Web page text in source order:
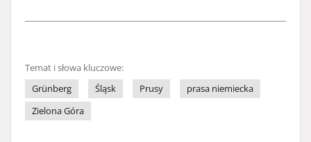
Temat i słowa kluczowe:
Grünberg
Śląsk Prusy
prasa niemiecka
Zielona Góra